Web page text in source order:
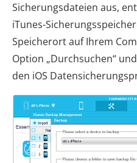
Sicherungsdateien aus,
iTunes-
Speicherort auf Ihrem
Option „Durchsuchen“
den iOS